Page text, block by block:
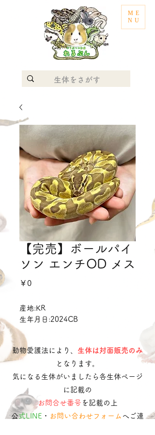
ME
NU
【完売】ボールパイ
ソン エンチOD メス
￥0価
産地:KR
生年月日:2024CB
動物愛護法により、 生体は対面販売のみ
となります。
気になる生体がいましたら各生体ページ
に記載の
お問合せ番号 を記載の上
​公式LINE ・ お問い合わせフォーム へご連